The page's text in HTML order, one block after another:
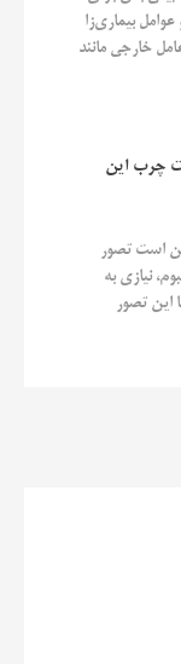
عوامل بیماری‌زا
خارجی مانند
چرب این
است تصور
نیازی به
این تصور